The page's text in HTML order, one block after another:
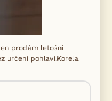
prodám letošní
určení pohlaví.Korela